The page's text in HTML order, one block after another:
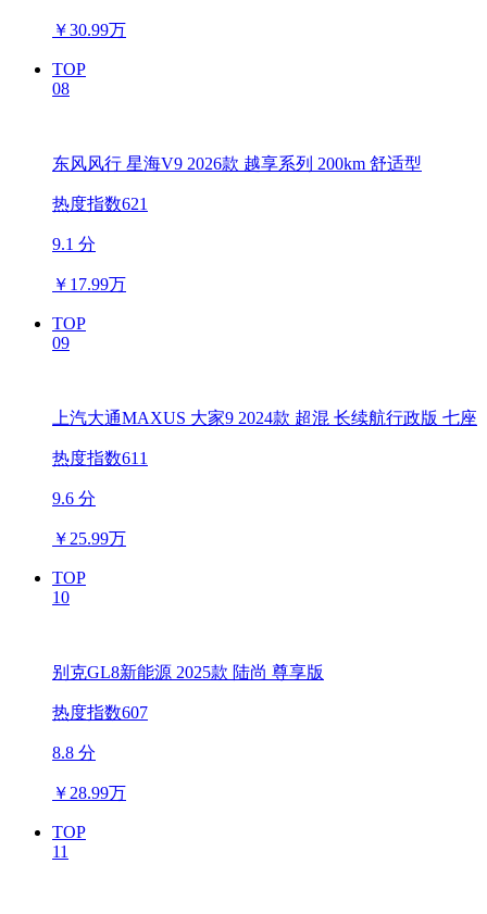
￥30.99万
TOP
08
东风风行 星海V9 2026款 越享系列 200km 舒适型
热度指数621
9.1 分
￥ 17.99万
TOP
09
上汽大通MAXUS 大家9 2024款 超混 长续航行政版 七座
热度指数611
9.6 分
￥ 25.99万
TOP
10
别克GL8新能源 2025款 陆尚 尊享版
热度指数607
8.8 分
￥ 28.99万
TOP
11